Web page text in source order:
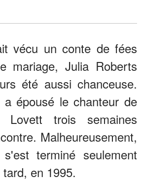
vécu un conte de fées
mariage, Julia Roberts
été aussi chanceuse.
épousé le chanteur de
Lovett trois semaines
Malheureusement,
terminé seulement
en 1995.